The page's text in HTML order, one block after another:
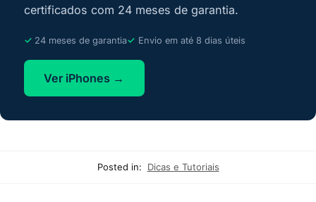
certificados com 24 meses de garantia.
24 meses de garantia Envio em até 8 dias úteis
Ver iPhones →
Posted in: Dicas e Tutoriais